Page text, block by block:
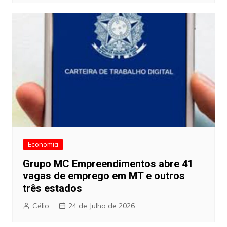
Economia
Grupo MC Empreendimentos abre 41
vagas de emprego em MT e outros
três estados
Célio 24 de Julho de 2026